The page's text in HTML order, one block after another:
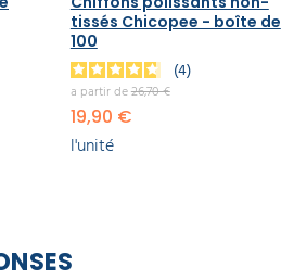
tissés Chicopee - boîte de
100
4
a partir de26,70 €
19,90 €
l'unité